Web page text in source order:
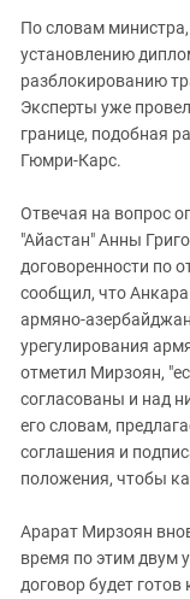
По словам
установлению
разблокированию
Эксперты уже
границе, подобная
Гюмри-Карс.
Отвечая на вопрос
"Айастан" Анны
договоренности по
сообщил, что
армяно-
урегулирования
отметил Мирзоян,
согласованы и над
его словам,
соглашения и
положения, чтобы
Арарат Мирзоян
время по этим двум
договор будет